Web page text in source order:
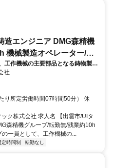
造エンジニア DMG森精機
機械製造オペレーター/ラ
工作機械の主要部品となる鋳物製品
社
り所定労働時間07時間50分） 休
ク株式会社 求人名 【出雲市/UIタ
森精機グループ/転勤無/残業約10h
一員として、工作機械の...
定時間制 転勤なし